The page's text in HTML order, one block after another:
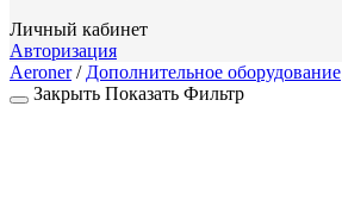
Личный кабинет
Авторизация
Aeroner/ Дополнительное оборудование
Закрыть Показать Фильтр